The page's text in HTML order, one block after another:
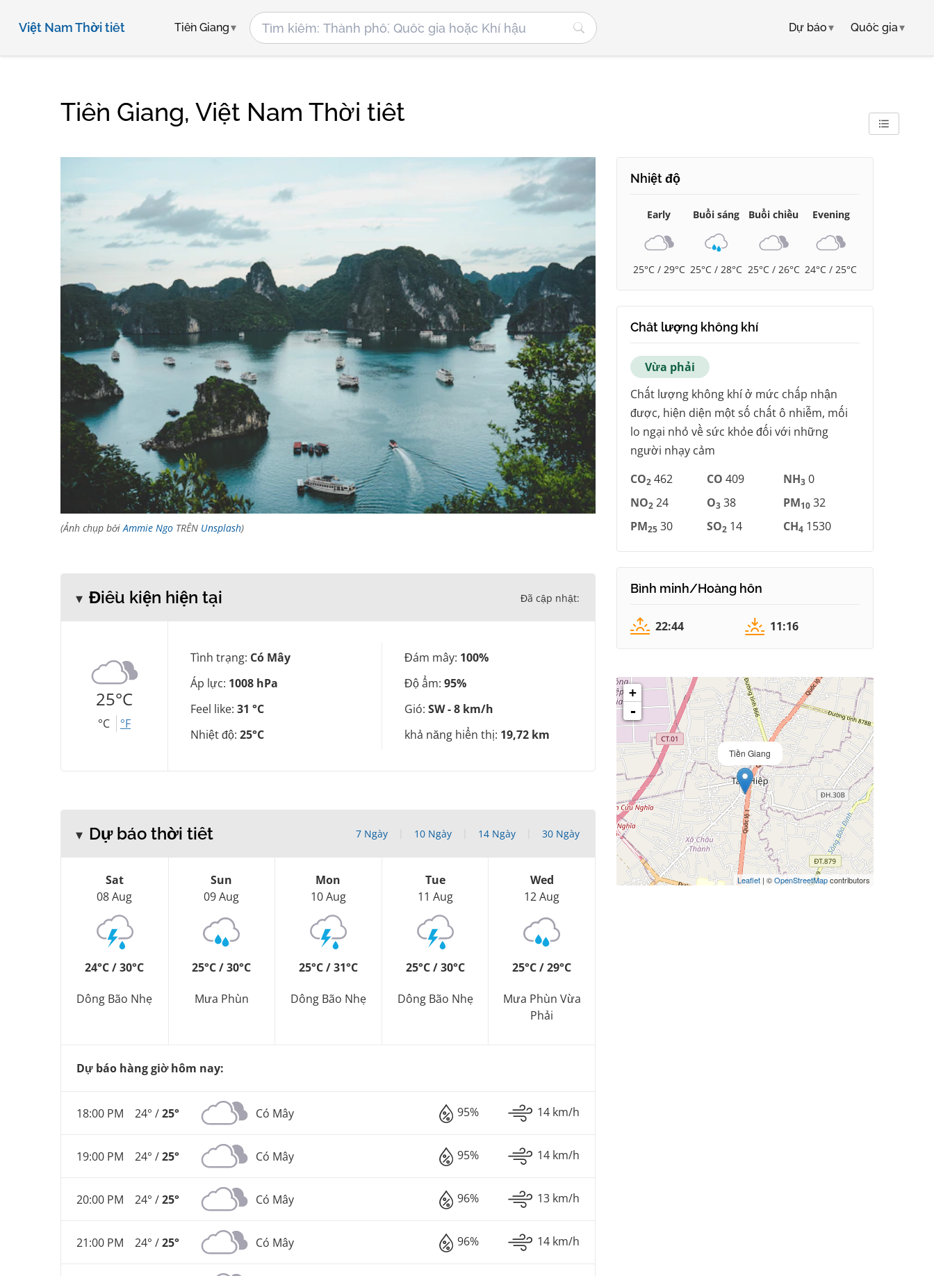
Việt Nam Thời tiết Tiền Giang Dự báo▾ Quốc gia▾
Tiền Giang, Việt Nam Thời tiết
(Ảnh chụp bởiAmmie Ngo TRÊN Unsplash)
Điều kiện hiện tại Đã cập nhật:
25°C
°C °F
Tình trạng: Có Mây
Áp lực: 1008 hPa
Feel like: 31 °C
Nhiệt độ: 25°C
Đám mây: 100%
Độ ẩm: 95%
Gió: SW - 8 km/h
khả năng hiển thị: 19,72 km
Dự báo thời tiết 7 Ngày 10 Ngày 14 Ngày 30 Ngày
Sat
08 Aug
24°C / 30°C
Dông Bão Nhẹ
Sun
09 Aug
25°C / 30°C
Mưa Phùn
Mon
10 Aug
25°C / 31°C
Dông Bão Nhẹ
Tue
11 Aug
25°C / 30°C
Dông Bão Nhẹ
Wed
12 Aug
25°C / 29°C
Mưa Phùn Vừa
Phải
Dự báo hàng giờ hôm nay:
18:00 PM 24° /25° Có Mây 95% 14 km/h
19:00 PM 24° /25° Có Mây 95% 14 km/h
20:00 PM 24° /25° Có Mây 96% 13 km/h
21:00 PM 24° /25° Có Mây 96% 14 km/h
Nhiệt độ
Early
25°C / 29°C
Buổi sáng
25°C / 28°C
Buổi chiều
25°C / 26°C
Evening
24°C / 25°C
Chất lượng không khí
Vừa phải
Chất lượng không khí ở mức chấp nhận
được, hiện diện một số chất ô nhiễm, mối
lo ngại nhỏ về sức khỏe đối với những
người nhạy cảm
CO2 462 CO 409 NH3 0
NO2 24 O3 38 PM10 32
PM25 30 SO2 14 CH4 1530
Bình minh/Hoàng hôn
22:44 11:16
Tiền Giang
+
-
Leaflet | ©OpenStreetMapcontributors